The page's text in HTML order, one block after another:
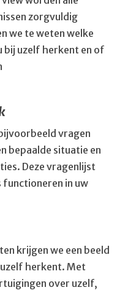
zorgvuldig
we te weten welke
bij uzelf herkent en of
vragen
bepaalde situatie en
Deze vragenlijst
functioneren in uw
krijgen we een beeld
uzelf herkent. Met
over uzelf,